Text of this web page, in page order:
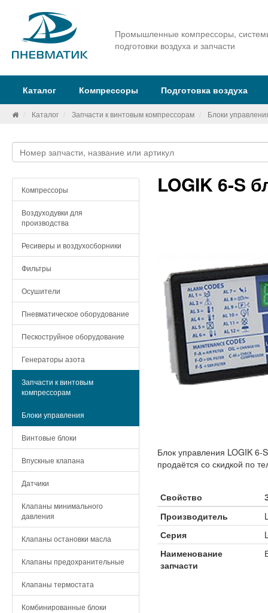
Промышленные компрессоры,
подготовки воздуха и запчасти
Каталог Компрессоры Подготовка воздуха
Каталог Запчасти к винтовым компрессорам Блоки
Компрессоры
Воздуходувки для
производства
Ресиверы и воздухосборники
Фильтры
Осушители
Пневматическое оборудование
Пескоструйное оборудование
Генераторы азота
Запчасти к винтовым
компрессорам
Блоки управления
Винтовые блоки
Впускные клапана
Датчики
Клапаны минимального
давления
Клапаны остановки масла
Клапаны предохранительные
Клапаны термостата
Комбинированные блоки
LOGIK 6-S
Блок управления LOGIK
продаётся со скидкой по
Свойство
Производитель
Серия
Наименование
запчасти